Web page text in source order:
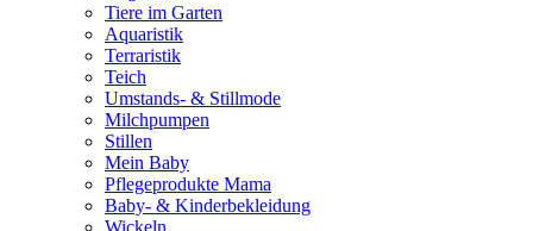
Tiere im Garten
Aquaristik
Terraristik
Teich
Umstands- & Stillmode
Milchpumpen
Stillen
Mein Baby
Pflegeprodukte Mama
Baby- & Kinderbekleidung
Wickeln